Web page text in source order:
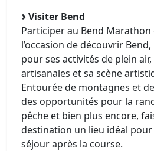
Visiter Bend
Participer au Bend
l’occasion de découvrir
pour ses activités de plein
artisanales et sa scène
Entourée de montagnes et
des opportunités pour la
pêche et bien plus encore,
destination un lieu idéal
séjour après la course.​